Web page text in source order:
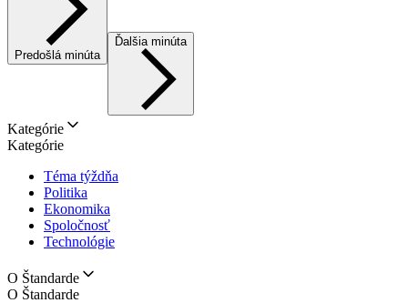
Predošlá minúta
Ďalšia minúta
Kategórie
Kategórie
Téma týždňa
Politika
Ekonomika
Spoločnosť
Technológie
O Štandarde
O Štandarde